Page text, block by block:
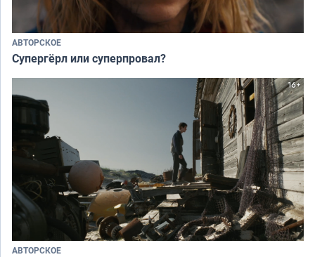
АВТОРСКОЕ
Супергёрл или суперпровал?
АВТОРСКОЕ